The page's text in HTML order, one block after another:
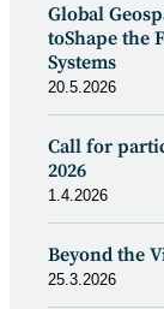
Global
toShape the
Systems
20.5.2026
Call for
2026
1.4.2026
Beyond the
25.3.2026